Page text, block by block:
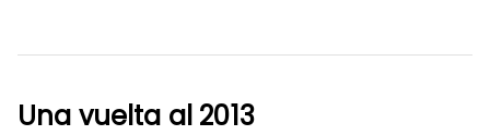
Una vuelta al 2013